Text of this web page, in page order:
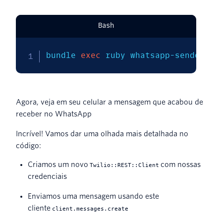
Bash
bundle exec ruby whatsapp-sender.rb
Agora, veja em seu celular a mensagem que acabou de
receber no WhatsApp
Incrível! Vamos dar uma olhada mais detalhada no
código:
Criamos um novo Twilio::REST::Client com nossas
credenciais
Enviamos uma mensagem usando este
cliente client.messages.create